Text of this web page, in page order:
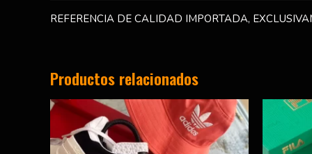
REFERENCIA DE CALIDAD IMPORTADA,
Productos relacionados